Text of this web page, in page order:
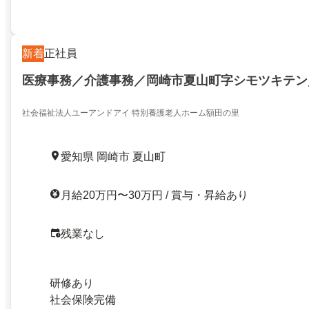
新着正社員
医療事務／介護事務／岡崎市夏山町字シモツキテ
社会福祉法人ユーアンドアイ 特別養護老人ホーム額田の里
愛知県 岡崎市 夏山町
月給20万円〜30万円 / 賞与・昇給あり
残業なし
研修あり
社会保険完備